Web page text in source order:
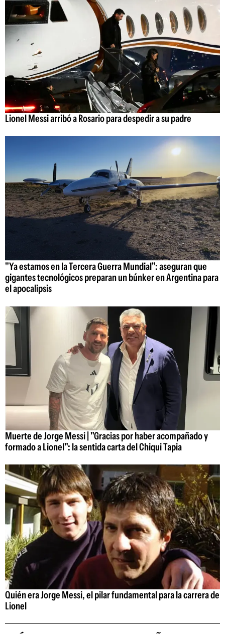
Lionel Messi arribó a Rosario para despedir a su padre
"Ya estamos en la Tercera Guerra Mundial": aseguran que
gigantes tecnológicos preparan un búnker en Argentina para
el apocalipsis
Muerte de Jorge Messi | "Gracias por haber acompañado y
formado a Lionel": la sentida carta del Chiqui Tapia
Quién era Jorge Messi, el pilar fundamental para la carrera de
Lionel